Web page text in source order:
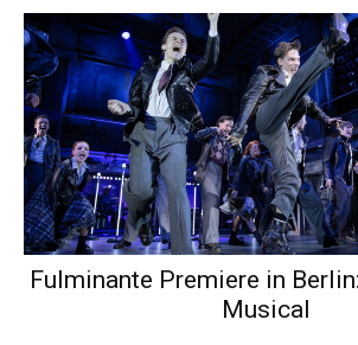
Fulminante Premiere in
Musical